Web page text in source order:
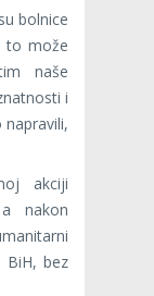
bolnice
to može
naše
i
akciji
nakon
BiH, bez